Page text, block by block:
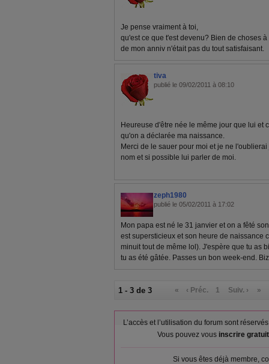
Je pense vraiment à toi,
qu'est ce que t'est devenu? Bien de choses
de mon anniv n'était pas du tout satisfaisant.
tiva
publié le 09/02/2011 à 08:10
Heureuse d'être née le même jour que lui et
qu'on a déclarée ma naissance.
Merci de le sauer pour moi et je ne
nom et si possible lui parler de moi.
zeph1980
publié le 05/02/2011 à 17:02
Mon papa est né le 31 janvier et on a fêté
est supersticieux et son heure de naissance
minuit tout de même lol). J'espère que tu as
tu as été gâtée. Passes un bon week-end.
1 - 3 de 3 « ‹ Préc. 1 Suiv. › »
L’accès et l’utilisation du forum sont
Vous pouvez vous inscrire
Si vous êtes déjà membre,